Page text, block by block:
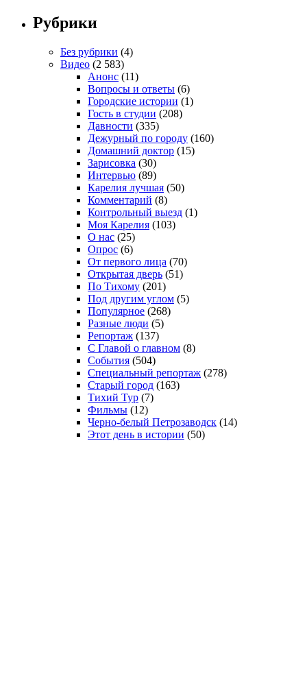
Рубрики
Без рубрики (4)
Видео (2 583)
Анонс (11)
Вопросы и ответы (6)
Городские истории (1)
Гость в студии (208)
Давности (335)
Дежурный по городу (160)
Домашний доктор (15)
Зарисовка (30)
Интервью (89)
Карелия лучшая (50)
Комментарий (8)
Контрольный выезд (1)
Моя Карелия (103)
О нас (25)
Опрос (6)
От первого лица (70)
Открытая дверь (51)
По Тихому (201)
Под другим углом (5)
Популярное (268)
Разные люди (5)
Репортаж (137)
С Главой о главном (8)
События (504)
Специальный репортаж (278)
Старый город (163)
Тихий Тур (7)
Фильмы (12)
Черно-белый Петрозаводск (14)
Этот день в истории (50)